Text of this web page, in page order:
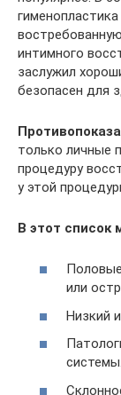
интимного
заслужил
безопасен для
только личные
процедуру
у этой
В этот список
или
Низкий